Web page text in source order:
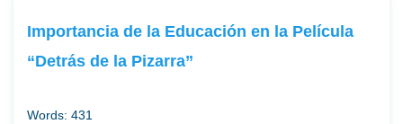
Importancia de la Educación en la Película
“Detrás de la Pizarra”
Words: 431